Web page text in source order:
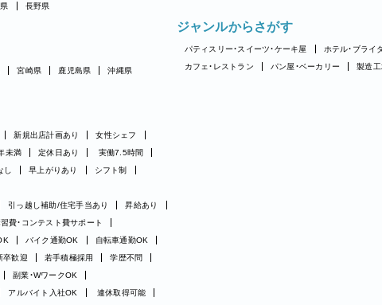
長野県
宮崎県 鹿児島県 沖縄県
ジャンルからさがす
パティスリー・スイーツ・ケーキ屋 ホテル・ブライ
カフェ・レストラン
パン屋・ベーカリー 製造工
新規出店計画あり
女性シェフ
未満 定休日あり
実働7.5時間
し 早上がりあり
シフト制
引っ越し補助/住宅手当あり
昇給あり
費・コンテスト費サポート
バイク通勤OK
自転車通勤OK
卒歓迎 若手積極採用
学歴不問
副業・WワークOK
アルバイト入社OK
連休取得可能